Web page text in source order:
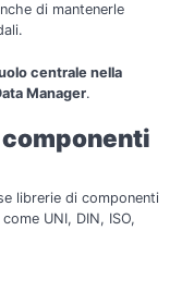
di mantenerle
centrale nella
Manager.
librerie di componenti
UNI, DIN, ISO,